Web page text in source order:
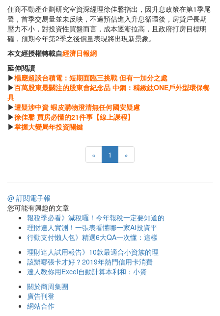
住商不動產企劃研究室資深經理徐佳馨指出，因升息政策在第1季尾
聲，首季交易量並未反映，不過預估進入升息循環後，房貸戶長期
壓力不小，對投資性買盤而言，成本逐漸拉高，且政府打房目標明
確，預期今年第2季之後價量表現將出現新景象。
本文經授權轉載自經濟日報網
延伸閱讀
▶楊應超談台積電：短期面臨三挑戰 但有一加分之處
▶百萬股東最關注的股東會紀念品 中鋼：精緻鈦ONE戶外型環保餐
具
▶遭疑涉中資 蝦皮購物澄清無任何國安疑慮
▶徐佳馨 買房必懂的21件事【線上課程】
▶掌握大變局年投資關鍵
« 1 »
@ 訂閱電子報
您可能有興趣的文章
報稅季必看》減稅囉！今年報稅一定要知道的
理財達人實測！一張表看懂哪一家AI投資平
行動支付懶人包》精選6大QA一次懂：這樣
理財達人試用報告》10款最適合小資族的理
該辦哪張卡才好？2019年熱門信用卡消費
達人教你用Excel自動計算本利和：小資
關於商周集團
廣告刊登
網站合作